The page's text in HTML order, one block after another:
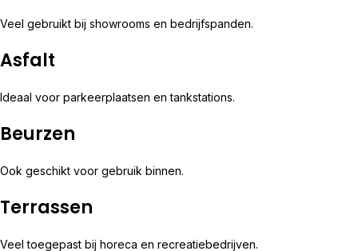
Veel gebruikt bij showrooms en bedrijfspanden.
Asfalt
Ideaal voor parkeerplaatsen en tankstations.
Beurzen
Ook geschikt voor gebruik binnen.
Terrassen
Veel toegepast bij horeca en recreatiebedrijven.